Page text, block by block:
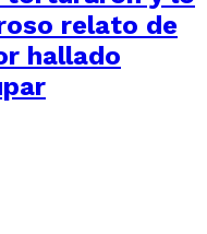
relato de
hallado